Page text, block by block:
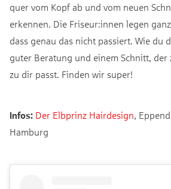
quer vom Kopf ab und vom neuen
erkennen. Die Friseur:innen legen
dass genau das nicht passiert. Wie du
guter Beratung und einem Schnitt,
zu dir passt. Finden wir super!
Infos: Der Elbprinz Hairdesign,
Hamburg